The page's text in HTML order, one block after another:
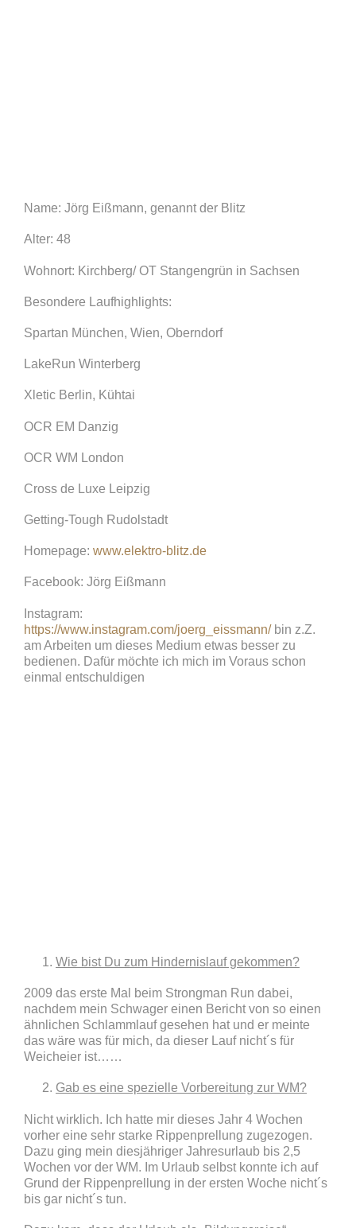
Name: Jörg Eißmann, genannt der Blitz
Alter: 48
Wohnort: Kirchberg/ OT Stangengrün in Sachsen
Besondere Laufhighlights:
Spartan München, Wien, Oberndorf
LakeRun Winterberg
Xletic Berlin, Kühtai
OCR EM Danzig
OCR WM London
Cross de Luxe Leipzig
Getting-Tough Rudolstadt
Homepage: www.elektro-blitz.de
Facebook: Jörg Eißmann
Instagram:
https://www.instagram.com/joerg_eissmann/bin z.Z.
am Arbeiten um dieses Medium etwas besser zu
bedienen. Dafür möchte ich mich im Voraus schon
einmal entschuldigen
Wie bist Du zum Hindernislauf gekommen?
2009 das erste Mal beim Strongman Run dabei,
nachdem mein Schwager einen Bericht von so einen
ähnlichen Schlammlauf gesehen hat und er meinte
das wäre was für mich, da dieser Lauf nicht´s für
Weicheier ist……
Gab es eine spezielle Vorbereitung zur WM?
Nicht wirklich. Ich hatte mir dieses Jahr 4 Wochen
vorher eine sehr starke Rippenprellung zugezogen.
Dazu ging mein diesjähriger Jahresurlaub bis 2,5
Wochen vor der WM. Im Urlaub selbst konnte ich auf
Grund der Rippenprellung in der ersten Woche nicht´s
bis gar nicht´s tun.